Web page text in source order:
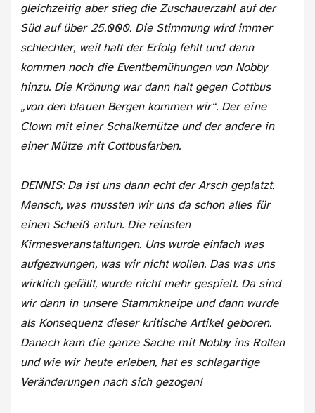
gleichzeitig aber stieg die Zuschauerzahl auf der
Süd auf über 25.000. Die Stimmung wird immer
schlechter, weil halt der Erfolg fehlt und dann
kommen noch die Eventbemühungen von Nobby
hinzu. Die Krönung war dann halt gegen Cottbus
„von den blauen Bergen kommen wir“. Der eine
Clown mit einer Schalkemütze und der andere in
einer Mütze mit Cottbusfarben.
DENNIS: Da ist uns dann echt der Arsch geplatzt.
Mensch, was mussten wir uns da schon alles für
einen Scheiß antun. Die reinsten
Kirmesveranstaltungen. Uns wurde einfach was
aufgezwungen, was wir nicht wollen. Das was uns
wirklich gefällt, wurde nicht mehr gespielt. Da sind
wir dann in unsere Stammkneipe und dann wurde
als Konsequenz dieser kritische Artikel geboren.
Danach kam die ganze Sache mit Nobby ins Rollen
und wie wir heute erleben, hat es schlagartige
Veränderungen nach sich gezogen!